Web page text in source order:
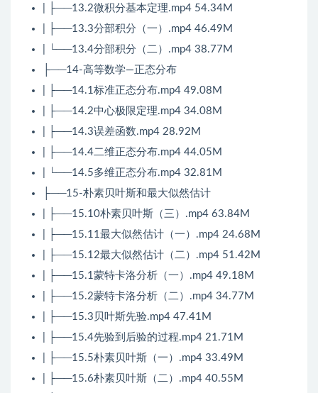
| ├──13.2微积分基本定理.mp4 54.34M
| ├──13.3分部积分（一）.mp4 46.49M
| └──13.4分部积分（二）.mp4 38.77M
├──14-高等数学—正态分布
| ├──14.1标准正态分布.mp4 49.08M
| ├──14.2中心极限定理.mp4 34.08M
| ├──14.3误差函数.mp4 28.92M
| ├──14.4二维正态分布.mp4 44.05M
| └──14.5多维正态分布.mp4 32.81M
├──15-朴素贝叶斯和最大似然估计
| ├──15.10朴素贝叶斯（三）.mp4 63.84M
| ├──15.11最大似然估计（一）.mp4 24.68M
| ├──15.12最大似然估计（二）.mp4 51.42M
| ├──15.1蒙特卡洛分析（一）.mp4 49.18M
| ├──15.2蒙特卡洛分析（二）.mp4 34.77M
| ├──15.3贝叶斯先验.mp4 47.41M
| ├──15.4先验到后验的过程.mp4 21.71M
| ├──15.5朴素贝叶斯（一）.mp4 33.49M
| ├──15.6朴素贝叶斯（二）.mp4 40.55M